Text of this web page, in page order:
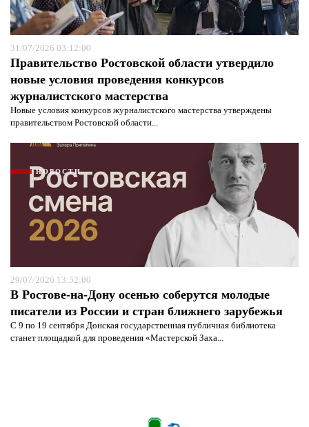
31/07/2026 03:12:00
Правительство Ростовской области утвердило
новые условия проведения конкурсов
журналистского мастерства
Новые условия конкурсов журналистского мастерства утверждены
правительством Ростовской области...
НОВОСТИ
29/07/2026 13:52:00
В Ростове-на-Дону осенью соберутся молодые
писатели из России и стран ближнего зарубежья
С 9 по 19 сентября Донская государственная публичная библиотека
станет площадкой для проведения «Мастерской Заха...